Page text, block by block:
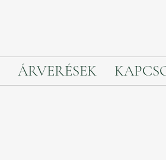
ÁRVERÉSEK